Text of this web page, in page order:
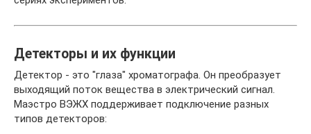
Детекторы и их функции
Детектор - это "глаза" хроматографа. Он преобразует
выходящий поток вещества в электрический сигнал.
Маэстро ВЭЖХ поддерживает подключение разных
типов детекторов: